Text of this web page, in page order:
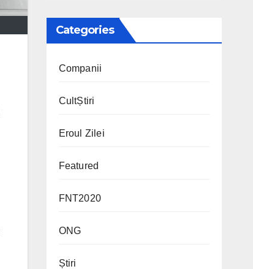
Categories
Companii
CultȘtiri
Eroul Zilei
Featured
FNT2020
ONG
Știri